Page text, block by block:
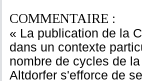
COMMENTAIRE :
« La publication de la Chute et Rédemption de l'humanité s'inscrit dans un contexte particulièrement concurrentiel, marqué par le grand nombre de cycles de la Passion gravés depuis la fin du xve siècle. Altdorfer s'efforce de se distinguer des récentes gravures sur bois de Hans Schäufelin (1507), de Lucas Cranach(1509) et surtout de la Grande et de la Petite Passion publiées par Dürer en 1511, en faisant preuve d'originalité en matière d'iconographie, de technique et d'invention formelle1.Avec ses quarante scènes dont dix-neuf consacrées a la Passion, Altdorfer conçoit le cycle gravé le plus complet jamais produit, dépassant les trente-sept bois de la Petite Passion de Dürer. Il n'est pas le premier à retracer, au-delà de la Passion du Christ, le récit de la Rédemption de l'humanité du Péché originel au Jugement dernier, mais l'importance qu'il accorde à la Vierge dans l'histoire du salut est inédite2. En témoigne le choix de représenter la Vierge à l'Enfant sur un croissant de lune sur la page de titre(cat. 27.1), la ou les suites de la Passion gravées par Dürer s'ouvrent sur un Christ en Homme de douleur3. Cette estampe inaugurale est suivie par une représentation de la Chute soulignant le rôle joué par Eve dans le Péché originel, lequel sera racheté grâce à la Vierge, désignée ici comme la « nouvelle Eve ». La série comprend en outre, a la différence des autres cycles de la m^eme époque, une représentation de la Dormition. Peut- être Altdorfer exprime-t-il ici sa piété personnelle pour la Vierge, a laquelle il avait dédié en 1510, pour le salut de son âme (« insalutem animae »), le tableau de Berlin représentant le Repos pendant la fuite en Égypte 4.La série se distingue également par la taille très réduite de ses gravures sur bois, exceptionnelle dans l'histoire de la gravure de la Renaissance allemande. Altdorfer s'était déjà fait connaître par des petits burins inspirés des nielles italiens (voir cat. 7), dont il transpose ici les dimensions a la gravure sur bois, un véritable tour de force technique qu'il ne renouvellera pas par la suite. Nous conservons deux séries de feuilles non coupées, dix à Cleveland comportant quatre estampes par feuille, et cinq a Erlangen avec initialement huit estampes par feuille, aujourd'hui six car les feuilles ont été déchirées5 (cat. 27b).Winzinger propose d'y reconnaître des épreuves d'essai, mais il s'agit plus vraisemblablement d'un témoignage de la manière dont les blocs étaient imprimés ensemble pour assurer une égale répartition de la pression et de l'encrage 6. Certaines épreuves ont été reliées a une date précoce, comme celles de Berlin, probablement pour constituer des livres d'images sans texte, à la différence des trois séries de Dürer, la Vie de la Vierge, la Grande Passion et la Petite Passion, publiées en 1511, accompagnées des vers de Chelidonius 7. La plupart des épreuves nous sont toutefois parvenues en feuilles libres. Observant que leur format correspond à celui des gravures qui ornaient a l'époque les livres de prières, Thomas Noll suppose qu'elles étaient destinées à être insérées dans des livres sans images8. Loin de constituer une bible pour les illettrés, ces estampes d'un grand raffinement technique étaient destinées à rejoindre les bibliothèques ou les cabinets d'estampes des collectionneurs. Altdorfer fait preuve d'une grande inventivité dans l'interprétation de sujets religieux traditionnels, même s'il est parfois possible de retracer